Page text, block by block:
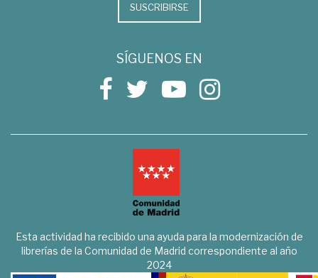
SUSCRIBIRSE
SÍGUENOS EN
Esta actividad ha recibido una ayuda para la modernización de
librerías de la Comunidad de Madrid correspondiente al año
2024